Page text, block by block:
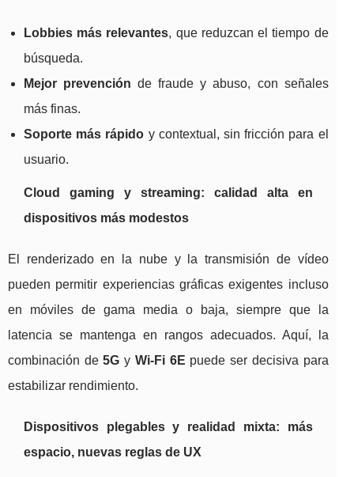
Lobbies más relevantes, que reduzcan el tiempo de
búsqueda.
Mejor prevención de fraude y abuso, con señales
más finas.
Soporte más rápido y contextual, sin fricción para el
usuario.
Cloud gaming y streaming: calidad alta en
dispositivos más modestos
El renderizado en la nube y la transmisión de vídeo
pueden permitir experiencias gráficas exigentes incluso
en móviles de gama media o baja, siempre que la
latencia se mantenga en rangos adecuados. Aquí, la
combinación de5G y Wi‑Fi 6E puede ser decisiva para
estabilizar rendimiento.
Dispositivos plegables y realidad mixta: más
espacio, nuevas reglas de UX